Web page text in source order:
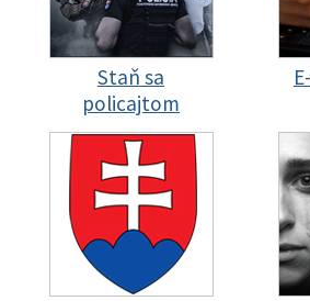
Staň sa
policajtom